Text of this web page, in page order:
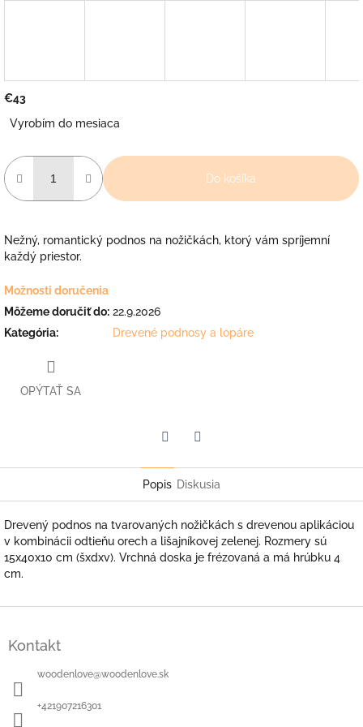
€43
cena:
Vyrobím do mesiaca
Do košíka
Nežný, romantický podnos na nožičkách, ktorý vám spríjemní
každý priestor.
Možnosti doručenia
Môžeme doručiť do: 22.9.2026
Kategória: Drevené podnosy a lopáre
OPÝTAŤ SA
Popis Diskusia
Drevený podnos na tvarovaných nožičkách s drevenou aplikáciou
v kombinácii odtieňu orech a lišajníkovej zelenej. Rozmery sú
15x40x10 cm (šxdxv). Vrchná doska je frézovaná a má hrúbku 4
cm.
Kontakt
woodenlove@woodenlove.sk
+421907216301